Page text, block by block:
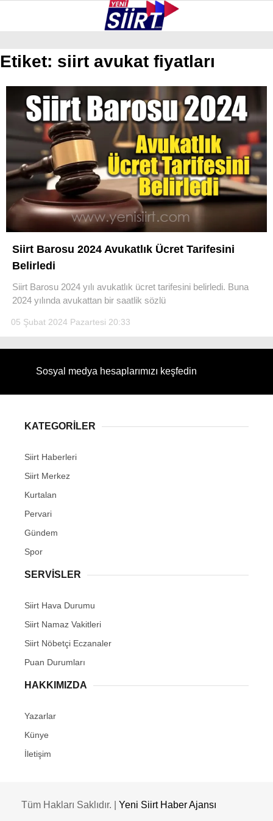
GALERİ VİDEO YAZARLAR
KURTALAN
ERUH
BAYKAN
PERVARI
ŞIRVAN
GÜNDEM
NÖBETÇI ECZANELER
Etiket: siirt avukat fiyatları
Siirt Barosu 2024 Avukatlık Ücret Tarifesini
Belirledi
Siirt Barosu 2024 yılı avukatlık ücret tarifesini belirledi. Buna
2024 yılında avukattan bir saatlik sözlü
05 Şubat 2024 Pazartesi 20:33
Sosyal medya hesaplarımızı keşfedin
KATEGORİLER
Siirt Haberleri
Siirt Merkez
Kurtalan
Pervari
Gündem
Spor
SERVİSLER
Siirt Hava Durumu
Siirt Namaz Vakitleri
Siirt Nöbetçi Eczanaler
Puan Durumları
HAKKIMIZDA
Yazarlar
Künye
İletişim
Tüm Hakları Saklıdır. | Yeni Siirt Haber Ajansı